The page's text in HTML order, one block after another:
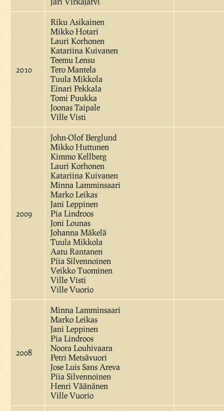
2010
Riku Asikainen
Mikko Hotari
Lauri Korhonen
Katariina Kuivanen
Teemu Lensu
Tero Mantela
Tuula Mikkola
Einari Pekkala
Tomi Puukka
Joonas Taipale
Ville Visti
2009
John-Olof Berglund
Mikko Huttunen
Kimmo Kellberg
Lauri Korhonen
Katariina Kuivanen
Minna Lamminsaari
Marko Leikas
Jani Leppinen
Pia Lindroos
Joni Lounas
Johanna Mäkelä
Tuula Mikkola
Aatu Rantanen
Piia Silvennoinen
Veikko Tuominen
Ville Visti
Ville Vuorio
2008
Minna Lamminsaari
Marko Leikas
Jani Leppinen
Pia Lindroos
Noora Louhivaara
Petri Metsävuori
Jose Luis Sans Areva
Piia Silvennoinen
Henri Väänänen
Ville Vuorio